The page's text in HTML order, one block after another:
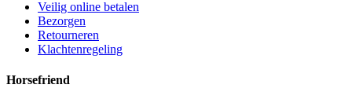
Veilig online betalen
Bezorgen
Retourneren
Klachtenregeling
Horsefriend